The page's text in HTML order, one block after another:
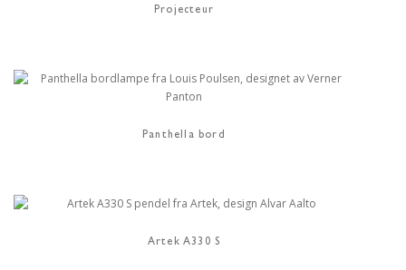
Projecteur
Panthella bord
Artek A330 S